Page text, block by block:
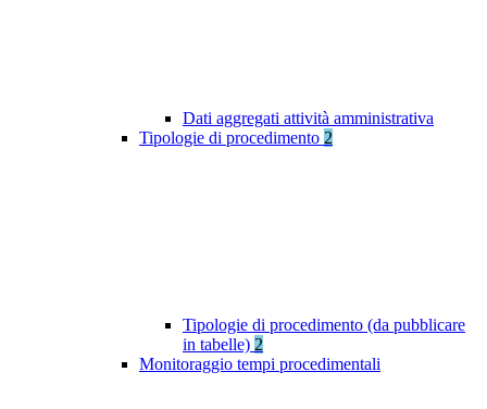
Dati aggregati attività amministrativa
Tipologie di procedimento 2
Tipologie di procedimento (da pubblicare
in tabelle) 2
Monitoraggio tempi procedimentali